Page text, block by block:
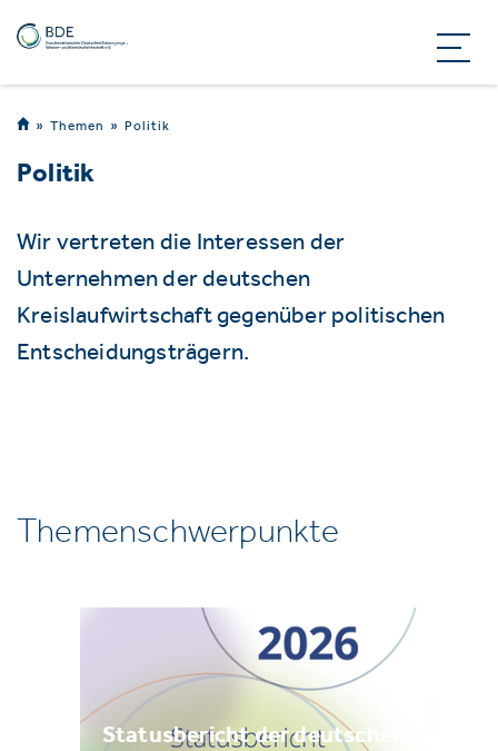
Themen Politik
Politik
Wir vertreten die Interessen der
Unternehmen der deutschen
Kreislaufwirtschaft gegenüber politischen
Entscheidungsträgern.
Themenschwerpunkte
Statusbericht der deutschen